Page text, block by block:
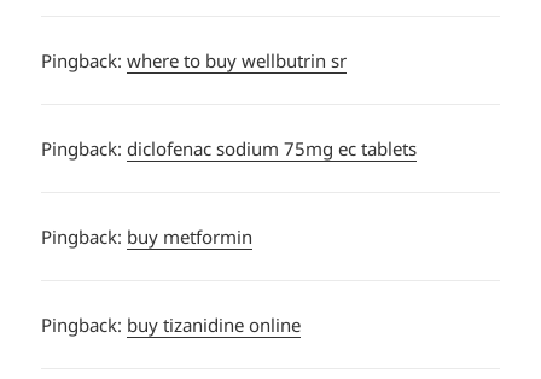
Pingback:where to buy wellbutrin sr
Pingback:diclofenac sodium 75mg ec tablets
Pingback: buy metformin
Pingback: buy tizanidine online